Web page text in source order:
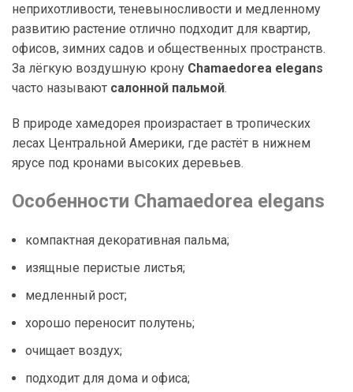
неприхотливости, теневыносливости и медленному
развитию растение отлично подходит для квартир,
офисов, зимних садов и общественных пространств.
За лёгкую воздушную крону Chamaedorea elegans
часто называют салонной пальмой.
В природе хамедорея произрастает в тропических
лесах Центральной Америки, где растёт в нижнем
ярусе под кронами высоких деревьев.
Особенности Chamaedorea elegans
компактная декоративная пальма;
изящные перистые листья;
медленный рост;
хорошо переносит полутень;
очищает воздух;
подходит для дома и офиса;